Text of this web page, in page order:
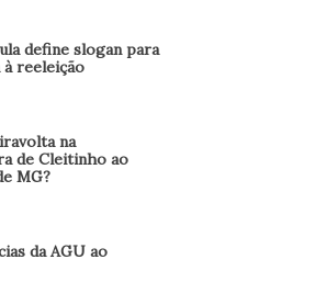
define slogan para
à reeleição
na
de Cleitinho ao
MG?
da AGU ao